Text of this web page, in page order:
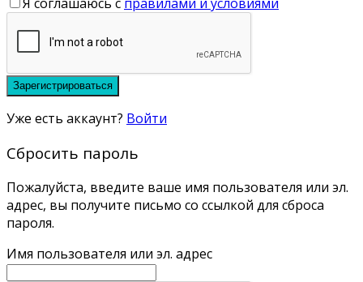
Я соглашаюсь с правилами и условиями
Зарегистрироваться
Уже есть аккаунт? Войти
Сбросить пароль
Пожалуйста, введите ваше имя пользователя или эл.
адрес, вы получите письмо со ссылкой для сброса
пароля.
Имя пользователя или эл. адрес